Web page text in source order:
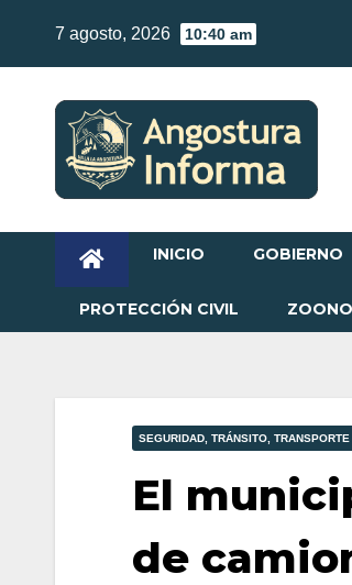
content
7 agosto, 2026 10:40 am
INICIO GOBIERNO
PROTECCIÓN CIVIL
SEGURIDAD, TRÁNSITO,
El
de